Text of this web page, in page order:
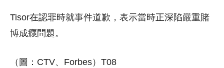
Tisor在認罪時就事件道歉，表示當時正深陷嚴重賭
博成癮問題。
（圖：CTV、Forbes）T08